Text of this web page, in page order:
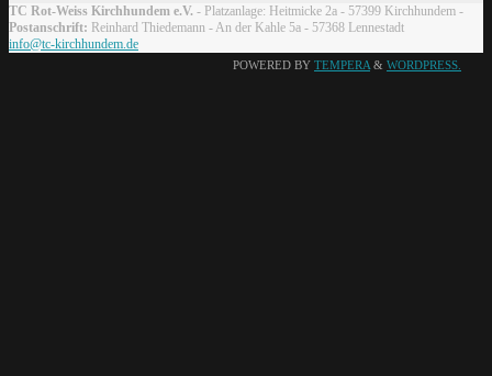
TC Rot-Weiss Kirchhundem e.V. - Platzanlage: Heitmicke 2a - 57399 Kirchhundem -
Postanschrift: Reinhard Thiedemann - An der Kahle 5a - 57368 Lennestadt
info@tc-kirchhundem.de
POWERED BY TEMPERA & WORDPRESS.